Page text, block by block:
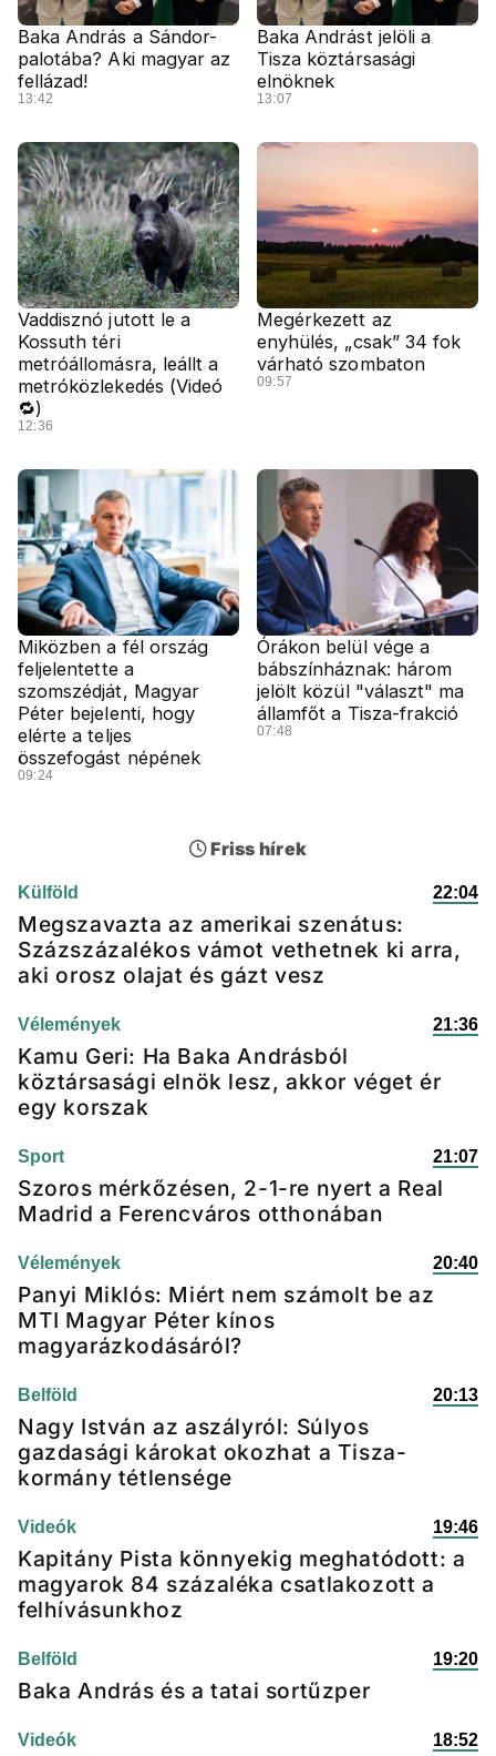
Baka András a Sándor-
palotába? Aki magyar az
fellázad!
13:42
Baka Andrást jelöli a
Tisza köztársasági
elnöknek
13:07
Vaddisznó jutott le a
Kossuth téri
metróállomásra, leállt a
metróközlekedés (Videó
🔁)
12:36
Megérkezett az
enyhülés, „csak” 34 fok
várható szombaton
09:57
Miközben a fél ország
feljelentette a
szomszédját, Magyar
Péter bejelenti, hogy
elérte a teljes
összefogást népének
09:24
Órákon belül vége a
bábszínháznak: három
jelölt közül "választ" ma
államfőt a Tisza-frakció
07:48
Friss hírek
Külföld 22:04
Megszavazta az amerikai szenátus:
Százszázalékos vámot vethetnek ki arra,
aki orosz olajat és gázt vesz
Vélemények 21:36
Kamu Geri: Ha Baka Andrásból
köztársasági elnök lesz, akkor véget ér
egy korszak
Sport 21:07
Szoros mérkőzésen, 2-1-re nyert a Real
Madrid a Ferencváros otthonában
Vélemények 20:40
Panyi Miklós: Miért nem számolt be az
MTI Magyar Péter kínos
magyarázkodásáról?
Belföld 20:13
Nagy István az aszályról: Súlyos
gazdasági károkat okozhat a Tisza-
kormány tétlensége
Videók 19:46
Kapitány Pista könnyekig meghatódott: a
magyarok 84 százaléka csatlakozott a
felhívásunkhoz
Belföld 19:20
Baka András és a tatai sortűzper
Videók 18:52